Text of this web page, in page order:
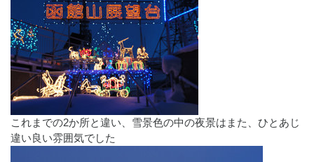
これまでの2か所と違い、雪景色の中の夜景はまた、ひとあじ
違い良い雰囲気でした